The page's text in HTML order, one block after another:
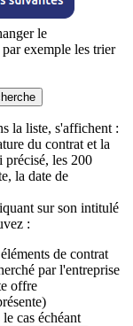
le
exemple les trier
la liste, s'affichent :
du contrat et la
précisé, les 200
la date de
sur son intitulé
:
de contrat
par l'entreprise
offre
cas échéant